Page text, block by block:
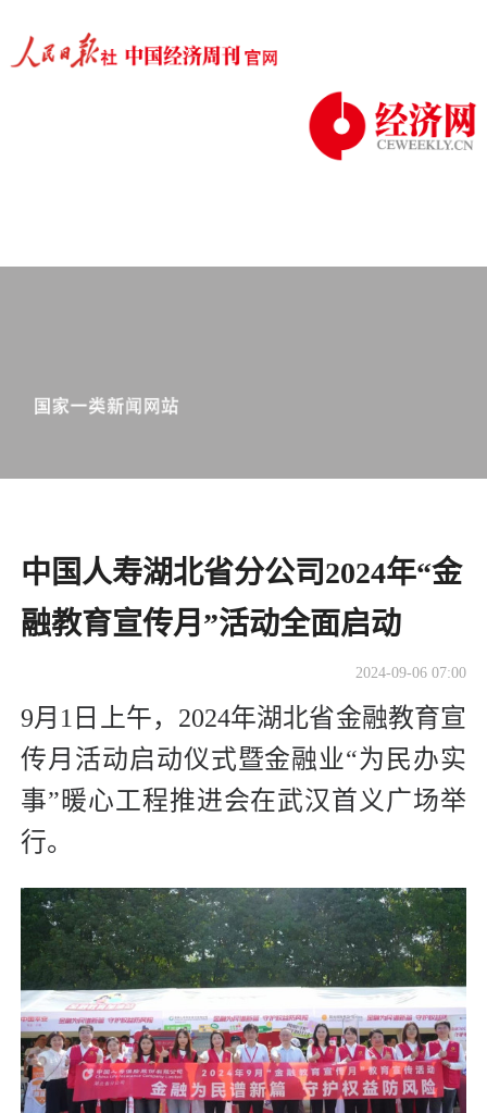
中国人寿湖北省分公司2024年“金
融教育宣传月”活动全面启动
2024-09-06 07:00
9月1日上午，2024年湖北省金融教育宣
传月活动启动仪式暨金融业“为民办实
事”暖心工程推进会在武汉首义广场举
行。